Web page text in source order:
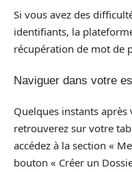
Si vous avez des
identifiants, la
récupération de mot de
Naviguer dans votre
Quelques instants
retrouverez sur votre
accédez à la section «
bouton « Créer un